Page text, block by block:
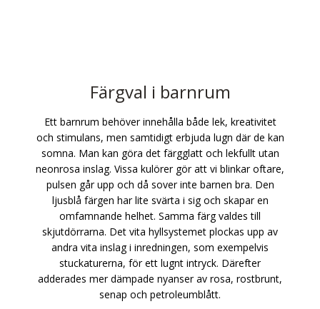
Färgval i barnrum
Ett barnrum behöver innehålla både lek, kreativitet
och stimulans, men samtidigt erbjuda lugn där de kan
somna. Man kan göra det färgglatt och lekfullt utan
neonrosa inslag. Vissa kulörer gör att vi blinkar oftare,
pulsen går upp och då sover inte barnen bra. Den
ljusblå färgen har lite svärta i sig och skapar en
omfamnande helhet. Samma färg valdes till
skjutdörrarna. Det vita hyllsystemet plockas upp av
andra vita inslag i inredningen, som exempelvis
stuckaturerna, för ett lugnt intryck. Därefter
adderades mer dämpade nyanser av rosa, rostbrunt,
senap och petroleumblått.